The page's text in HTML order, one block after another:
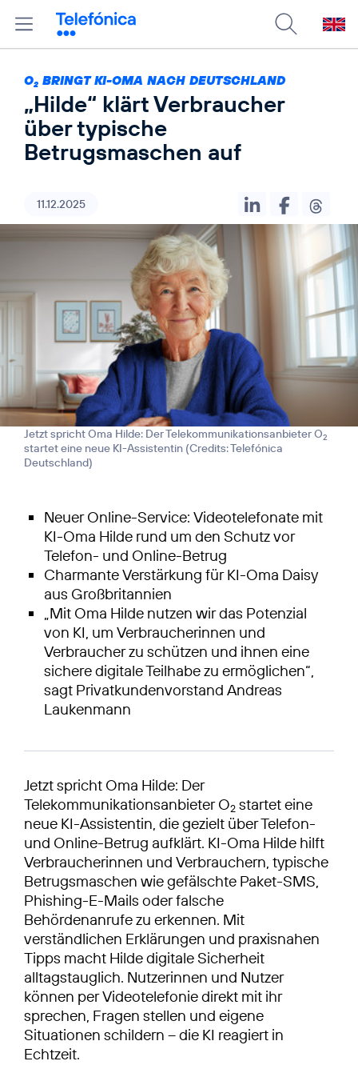
O2 BRINGT KI-OMA NACH DEUTSCHLAND
„Hilde“ klärt Verbraucher
über typische
Betrugsmaschen auf
11.12.2025
Jetzt spricht Oma Hilde: Der Telekommunikationsanbieter O2
startet eine neue KI-Assistentin (Credits: Telefónica
Deutschland)
Neuer Online-Service: Videotelefonate mit
KI-Oma Hilde rund um den Schutz vor
Telefon- und Online-Betrug
Charmante Verstärkung für KI-Oma Daisy
aus Großbritannien
„Mit Oma Hilde nutzen wir das Potenzial
von KI, um Verbraucherinnen und
Verbraucher zu schützen und ihnen eine
sichere digitale Teilhabe zu ermöglichen“,
sagt Privatkundenvorstand Andreas
Laukenmann
Jetzt spricht Oma Hilde: Der
Telekommunikationsanbieter O2 startet eine
neue KI-Assistentin, die gezielt über Telefon-
und Online-Betrug aufklärt. KI-Oma Hilde hilft
Verbraucherinnen und Verbrauchern, typische
Betrugsmaschen wie gefälschte Paket-SMS,
Phishing-E-Mails oder falsche
Behördenanrufe zu erkennen. Mit
verständlichen Erklärungen und praxisnahen
Tipps macht Hilde digitale Sicherheit
alltagstauglich. Nutzerinnen und Nutzer
können per Videotelefonie direkt mit ihr
sprechen, Fragen stellen und eigene
Situationen schildern – die KI reagiert in
Echtzeit.